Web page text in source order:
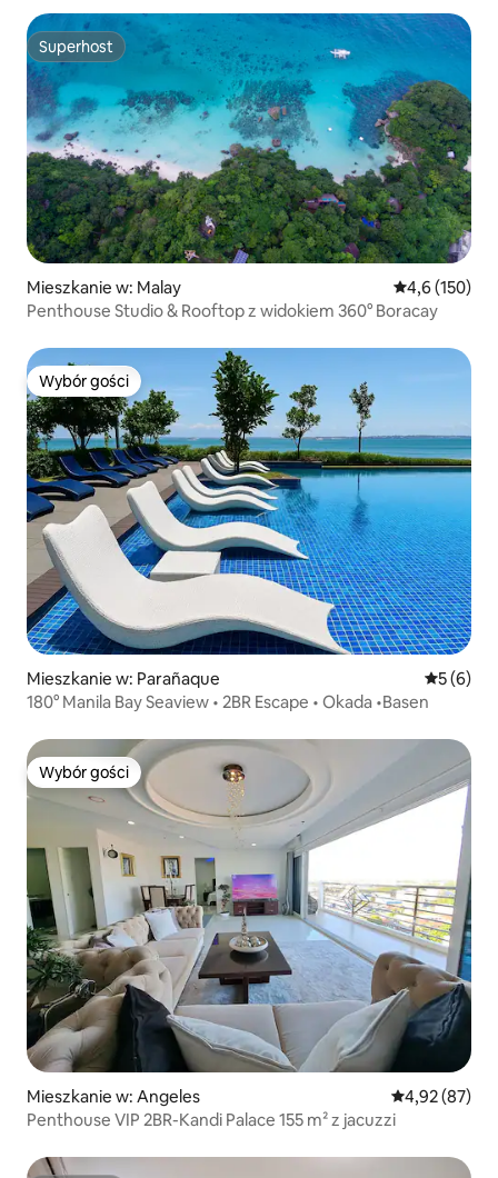
Superhost
Superhost
Mieszkanie w: Malay Średnia
4,6 (150)
Penthouse Studio & Rooftop z widokiem 360° Boracay
Wybór gości
Wybór gości
Mieszkanie w: Parañaque Średnia
5 (6)
180° Manila Bay Seaview • 2BR Escape • Okada •Basen
Wybór gości
Wybór gości
Mieszkanie w: Angeles Średnia
4,92 (87)
Penthouse VIP 2BR-Kandi Palace 155 m² z jacuzzi